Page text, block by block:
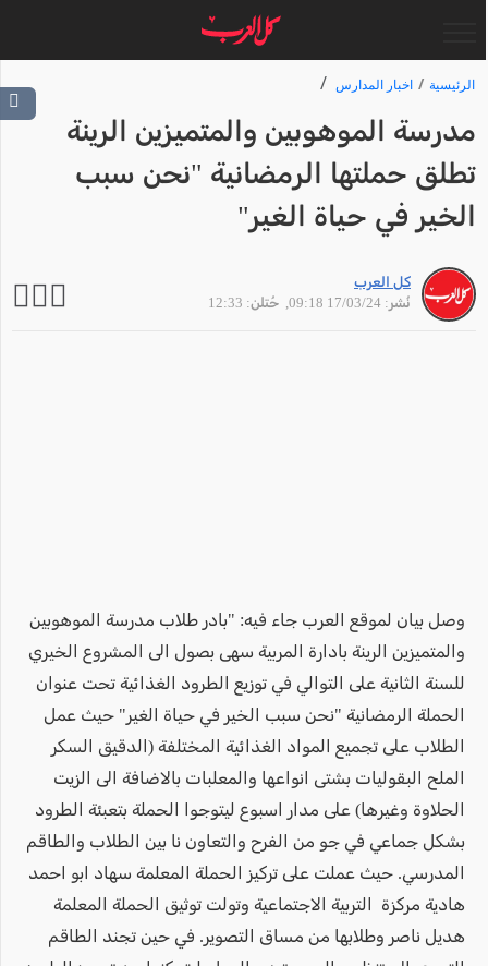
الرئيسية اخبار المدارس
مدرسة الموهوبين والمتميزين الرينة
تطلق حملتها الرمضانية "نحن سبب
الخير في حياة الغير"
كل العرب
نُشر: 17/03/24 09:18
, حُتلن: 12:33
وصل بيان لموقع العرب جاء فيه: "بادر طلاب مدرسة الموهوبين
والمتميزين الرينة بادارة المربية سهى بصول الى المشروع الخيري
للسنة الثانية على التوالي في توزيع الطرود الغذائية تحت عنوان
الحملة الرمضانية "نحن سبب الخير في حياة الغير" حيث عمل
الطلاب على تجميع المواد الغذائية المختلفة (الدقيق السكر
الملح البقوليات بشتى انواعها والمعلبات بالاضافة الى الزيت
الحلاوة وغيرها) على مدار اسبوع ليتوجوا الحملة بتعبئة الطرود
بشكل جماعي في جو من الفرح والتعاون نا بين الطلاب والطاقم
المدرسي. حيث عملت على تركيز الحملة المعلمة سهاد ابو احمد
هادية مركزة التربية الاجتماعية وتولت توثيق الحملة المعلمة
هديل ناصر وطلابها من مساق التصوير. في حين تجند الطاقم